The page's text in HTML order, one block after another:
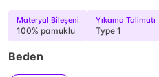
Materyal Bileşeni
100% pamuklu
Yıkama Talimatı
Type 1
Beden